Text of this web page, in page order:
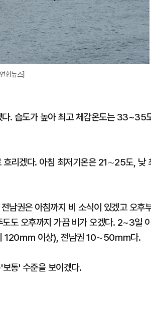
합뉴스]
. 습도가 높아 최고 체감온도는 33~35
리겠다. 아침 최저기온은 21∼25도, 낮
권은 아침까지 비 소식이 있겠고 오후
도 오후까지 가끔 비가 오겠다. 2~3일
120㎜ 이상), 전남권 10∼50㎜다.
통' 수준을 보이겠다.